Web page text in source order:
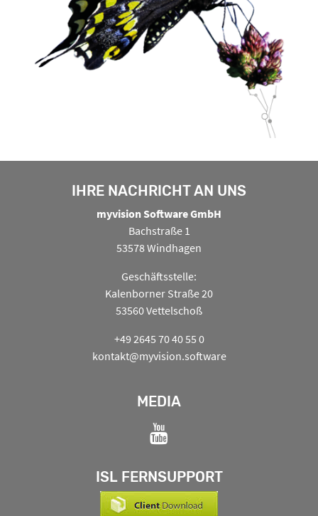
IHRE NACHRICHT AN UNS
myvision Software GmbH
Bachstraße 1
53578 Windhagen
Geschäftsstelle:
Kalenborner Straße 20
53560 Vettelschoß
+49 2645 70 40 55 0
kontakt@myvision.software
MEDIA
ISL FERNSUPPORT